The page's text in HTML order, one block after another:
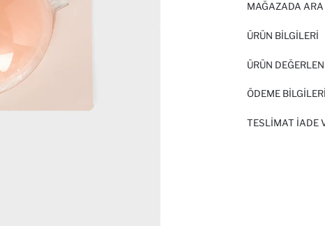
MAĞAZADA ARA
ÜRÜN BILGILERI
ÜRÜN
ÖDEME BİLGİLERİ
TESLIMAT İADE